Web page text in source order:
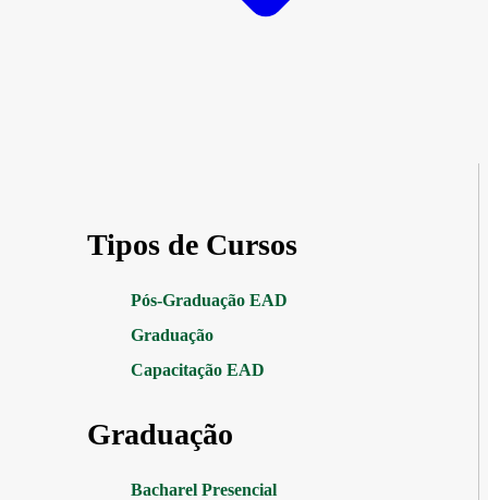
Tipos de Cursos
Pós-Graduação EAD
Graduação
Capacitação EAD
Graduação
Bacharel Presencial